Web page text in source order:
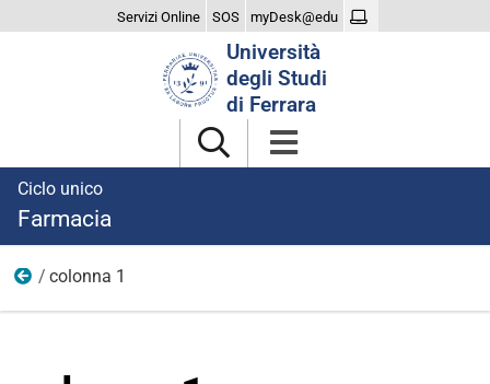
Servizi Online SOS myDesk@edu
Università
degli Studi
di Ferrara
Ciclo unico
Farmacia
Corso
colonna 1